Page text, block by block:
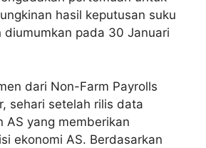
hasil keputusan suku
diumumkan pada 30 Januari
dari Non-Farm Payrolls
sehari setelah rilis data
AS yang memberikan
ekonomi AS. Berdasarkan